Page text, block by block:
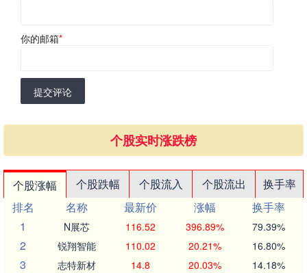
你的邮箱*
提交评论
个股实时涨跌榜
个股涨幅 个股跌幅 个股流入 个股流出
换手率
排名
名称 最新价 涨幅
换手率
1
N展芯 116.52 396.89% 79.39%
2 锐翔智能 110.02 20.21% 16.80%
3 志特新材 14.8 20.03% 14.18%